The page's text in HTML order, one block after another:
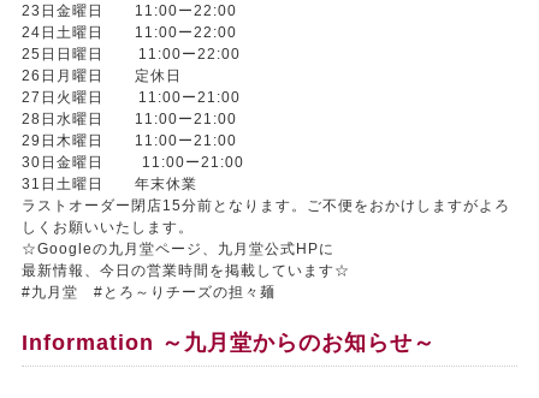
23日金曜日 11:00ー22:00
24日土曜日 11:00ー22:00
25日日曜日 11:00ー22:00
26日月曜日 定休日
27日火曜日 11:00ー21:00
28日水曜日 11:00ー21:00
29日木曜日 11:00ー21:00
30日金曜日 11:00ー21:00
31日土曜日 年末休業
ラストオーダー閉店15分前となります。ご不便をおかけしますがよろ
しくお願いいたします。
☆Googleの九月堂ページ、九月堂公式HPに
最新情報、今日の営業時間を掲載しています☆
#九月堂 #とろ～りチーズの担々麺
Information ～九月堂からのお知らせ～